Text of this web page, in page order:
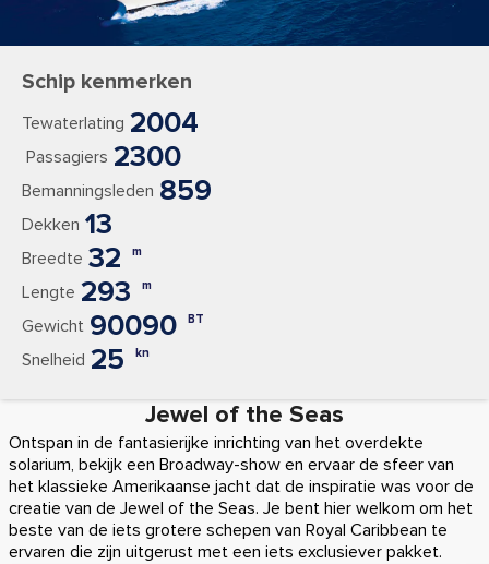
Schip kenmerken
Tewaterlating 2004
Passagiers 2300
Bemanningsleden 859
Dekken 13
Breedte 32 m
Lengte 293 m
Gewicht 90090 BT
Snelheid 25 kn
Jewel of the Seas
Ontspan in de fantasierijke inrichting van het overdekte
solarium, bekijk een Broadway-show en ervaar de sfeer van
het klassieke Amerikaanse jacht dat de inspiratie was voor de
creatie van de Jewel of the Seas. Je bent hier welkom om het
beste van de iets grotere schepen van Royal Caribbean te
ervaren die zijn uitgerust met een iets exclusiever pakket.